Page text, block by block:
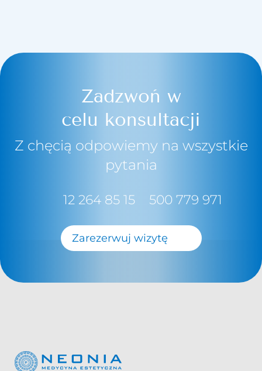
Zadzwoń w
celu konsultacji
Z chęcią odpowiemy na wszystkie
pytania
12 264 85 15 500 779 971
Zarezerwuj wizytę